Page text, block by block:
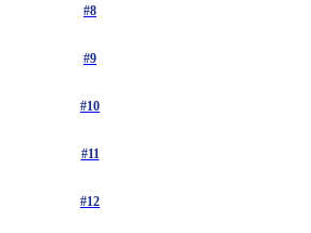
#8
#9
#10
#11
#12